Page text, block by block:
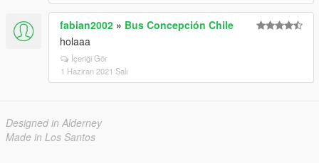
fabian2002 » Bus Concepción Chile
holaaa
İçeriği Gör
1 Haziran 2021 Salı
Designed in Alderney
Made in Los Santos